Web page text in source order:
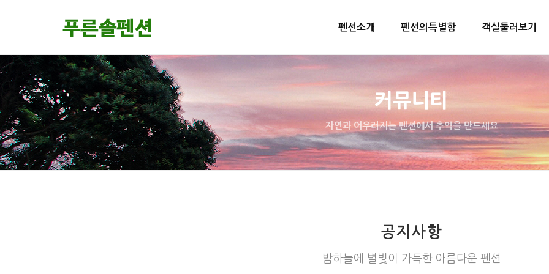
펜션소개 펜션의특별함 객실둘러보기
커뮤니티
자연과 어우러지는 펜션에서 추억을 만드세요
공지사항
밤하늘에 별빛이 가득한 아름다운 펜션